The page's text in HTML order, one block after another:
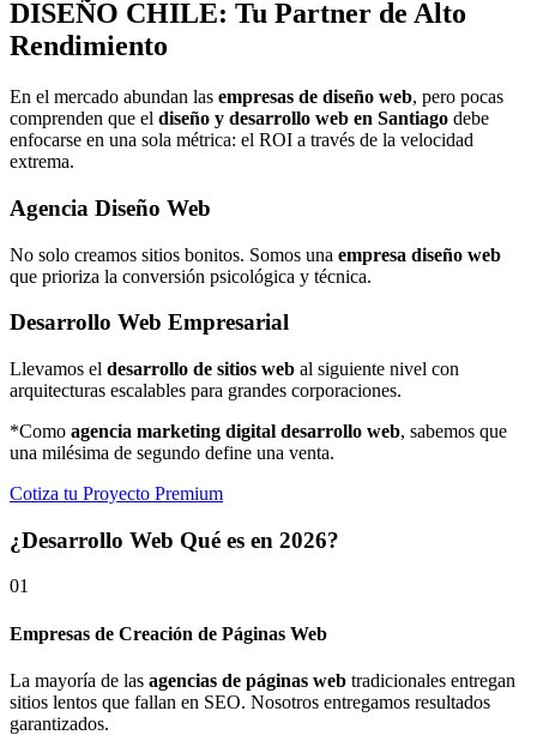
DISEÑO CHILE: Tu Partner de Alto
Rendimiento
En el mercado abundan las empresas de diseño web, pero pocas
comprenden que el diseño y desarrollo web en Santiago debe
enfocarse en una sola métrica: el ROI a través de la velocidad
extrema.
Agencia Diseño Web
No solo creamos sitios bonitos. Somos una empresa diseño web
que prioriza la conversión psicológica y técnica.
Desarrollo Web Empresarial
Llevamos el desarrollo de sitios web al siguiente nivel con
arquitecturas escalables para grandes corporaciones.
*Como agencia marketing digital desarrollo web, sabemos que
una milésima de segundo define una venta.
Cotiza tu Proyecto Premium
¿Desarrollo Web Qué es en 2026?
01
Empresas de Creación de Páginas Web
La mayoría de las agencias de páginas web tradicionales entregan
sitios lentos que fallan en SEO. Nosotros entregamos resultados
garantizados.